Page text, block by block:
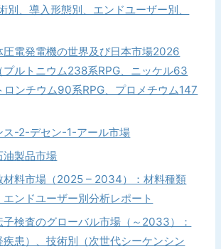
別、導入形態別、エンドユーザー別、
圧電発電機の世界及び日本市場2026
プルトニウム238系RPG、ニッケル63
ロンチウム90系RPG、プロメチウム147
ス-2-デセン-1-アール市場
油製品市場
材料市場（2025 – 2034）：材料種類
ンドユーザー別分析レポート
子検査のグローバル市場（～2033）：
患）、技術別（次世代シーケンシン